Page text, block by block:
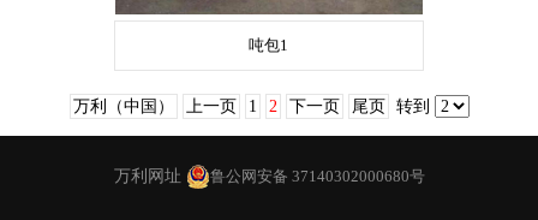
吨包1
万利（中国） 上一页 1 2 下一页 尾页 转到
万利网址 鲁公网安备 37140302000680号